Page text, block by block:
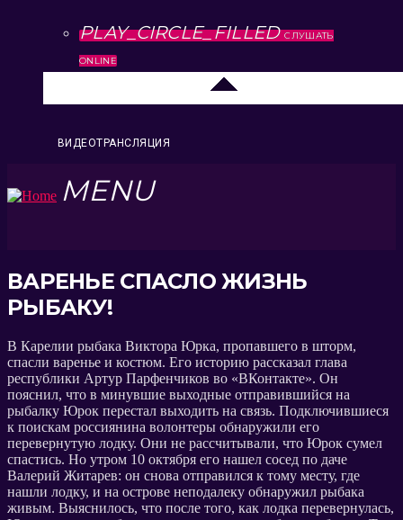
PLAY_CIRCLE_FILLED СЛУШАТЬ
ONLINE
ВИДЕОТРАНСЛЯЦИЯ
MENU
ВАРЕНЬЕ СПАСЛО ЖИЗНЬ
РЫБАКУ!
В Карелии рыбака Виктора Юрка, пропавшего в шторм,
спасли варенье и костюм. Его историю рассказал глава
республики Артур Парфенчиков во «ВКонтакте». Он
пояснил, что в минувшие выходные отправившийся на
рыбалку Юрок перестал выходить на связь. Подключившиеся
к поискам россиянина волонтеры обнаружили его
перевернутую лодку. Они не рассчитывали, что Юрок сумел
спастись. Но утром 10 октября его нашел сосед по даче
Валерий Житарев: он снова отправился к тому месту, где
нашли лодку, и на острове неподалеку обнаружил рыбака
живым. Выяснилось, что после того, как лодка перевернулась,